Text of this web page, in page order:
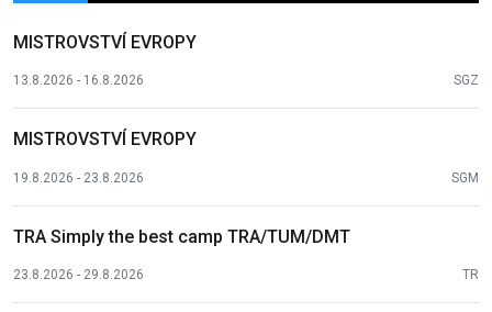
MISTROVSTVÍ EVROPY
13.8.2026 - 16.8.2026 SGZ
MISTROVSTVÍ EVROPY
19.8.2026 - 23.8.2026 SGM
TRA Simply the best camp TRA/TUM/DMT
23.8.2026 - 29.8.2026 TR